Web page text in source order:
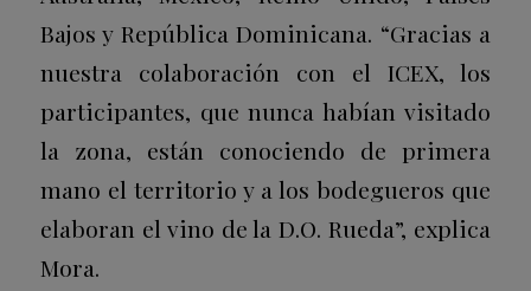
Bajos y República Dominicana. “Gracias a
nuestra colaboración con el ICEX, los
participantes, que nunca habían visitado
la zona, están conociendo de primera
mano el territorio y a los bodegueros que
elaboran el vino de la D.O. Rueda”, explica
Mora.